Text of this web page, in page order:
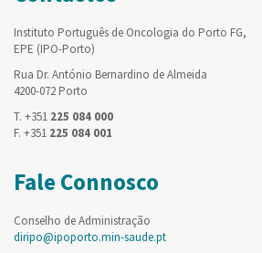
Instituto Português de Oncologia do Porto FG,
EPE (IPO-Porto)
Rua Dr. António Bernardino de Almeida
4200-072 Porto
T. +351 225 084 000
F. +351 225 084 001
Fale Connosco
Conselho de Administração
diripo@ipoporto.min-saude.pt